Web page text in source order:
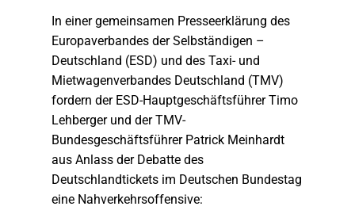
In einer gemeinsamen Presseerklärung des
Europaverbandes der Selbständigen –
Deutschland (ESD) und des Taxi- und
Mietwagenverbandes Deutschland (TMV)
fordern der ESD-Hauptgeschäftsführer Timo
Lehberger und der TMV-
Bundesgeschäftsführer Patrick Meinhardt
aus Anlass der Debatte des
Deutschlandtickets im Deutschen Bundestag
eine Nahverkehrsoffensive: